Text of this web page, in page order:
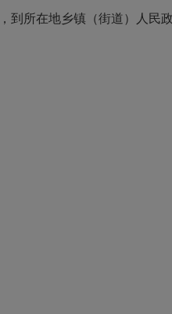
到所在地乡镇（街道）人民